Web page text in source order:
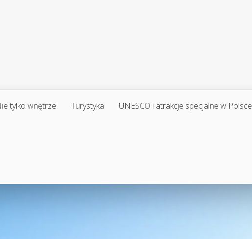
tylko wnętrze Turystyka UNESCO i atrakcje specjalne w Polsce